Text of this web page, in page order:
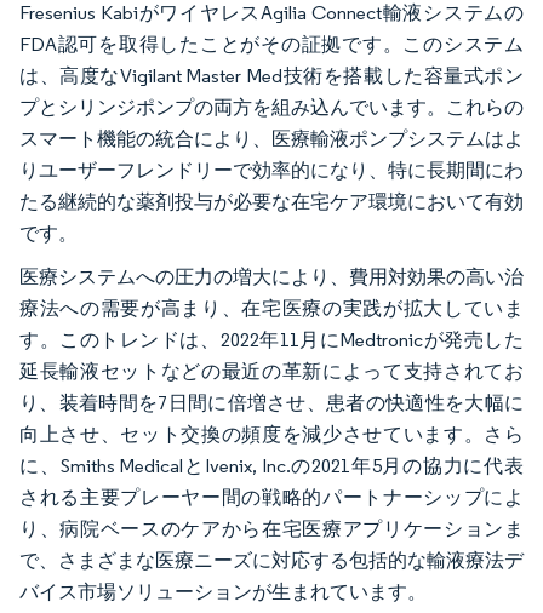
Fresenius KabiがワイヤレスAgilia Connect輸液システムの
FDA認可を取得したことがその証拠です。このシステム
は、高度なVigilant Master Med技術を搭載した容量式ポン
プとシリンジポンプの両方を組み込んでいます。これらの
スマート機能の統合により、医療輸液ポンプシステムはよ
りユーザーフレンドリーで効率的になり、特に長期間にわ
たる継続的な薬剤投与が必要な在宅ケア環境において有効
です。
医療システムへの圧力の増大により、費用対効果の高い治
療法への需要が高まり、在宅医療の実践が拡大していま
す。このトレンドは、2022年11月にMedtronicが発売した
延長輸液セットなどの最近の革新によって支持されてお
り、装着時間を7日間に倍増させ、患者の快適性を大幅に
向上させ、セット交換の頻度を減少させています。さら
に、Smiths MedicalとIvenix, Inc.の2021年5月の協力に代表
される主要プレーヤー間の戦略的パートナーシップによ
り、病院ベースのケアから在宅医療アプリケーションま
で、さまざまな医療ニーズに対応する包括的な輸液療法デ
バイス市場ソリューションが生まれています。